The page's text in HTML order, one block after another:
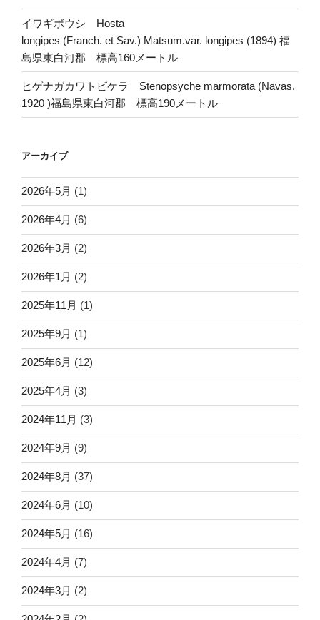
イワギボウシ Hosta
longipes (Franch. et Sav.) Matsum.var. longipes (1894) 福
島県東白河郡 標高160メートル
ヒゲナガカワトビケラ Stenopsyche marmorata (Navas,
1920 )福島県東白河郡 標高190メートル
アーカイブ
2026年5月 (1)
2026年4月 (6)
2026年3月 (2)
2026年1月 (2)
2025年11月 (1)
2025年9月 (1)
2025年6月 (12)
2025年4月 (3)
2024年11月 (3)
2024年9月 (9)
2024年8月 (37)
2024年6月 (10)
2024年5月 (16)
2024年4月 (7)
2024年3月 (2)